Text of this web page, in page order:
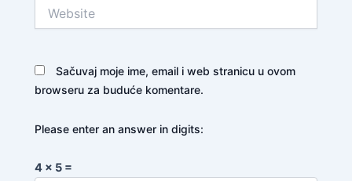
Sačuvaj moje ime, email i web stranicu u ovom
browseru za buduće komentare.
Please enter an answer in digits:
4 × 5 =